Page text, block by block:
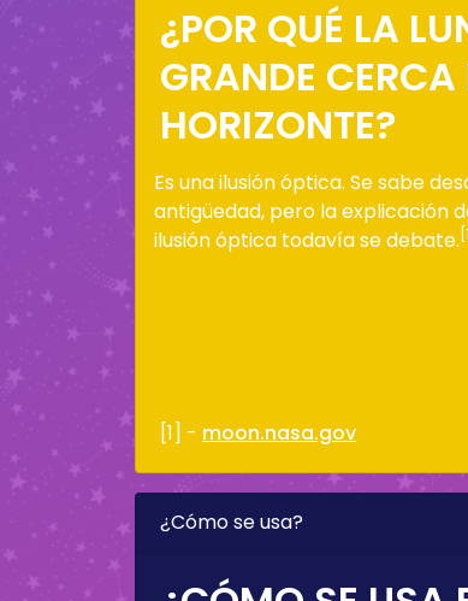
¿POR QUÉ LA
GRANDE CERCA
HORIZONTE?
Es una ilusión óptica. Se sabe
antigüedad, pero la explicación
ilusión óptica todavía se debate. [1]
[1] - moon.nasa.gov
¿Cómo se usa?